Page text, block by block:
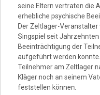
seine Eltern vertraten die
erhebliche psychische
Der Zeltlager-
Singspiel seit
Beeinträchtigung der
aufgeführt werden
Teilnehmer am Zeltlager
Kläger noch an seinem
feststellen können.